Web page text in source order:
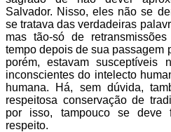
Salvador. Nisso, eles não se
se tratava das verdadeiras
mas tão-só de
tempo depois de sua passagem
porém, estavam susceptíveis
inconscientes do intelecto
humana. Há, sem dúvida,
respeitosa conservação de
por isso, tampouco se deve
respeito.